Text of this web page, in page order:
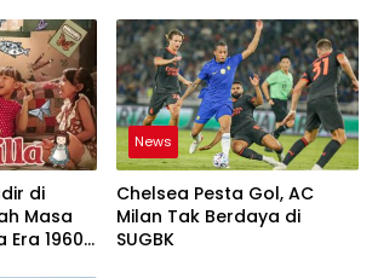
di
Masa
Era 1960-
News
Chelsea Pesta Gol, AC
Milan Tak Berdaya di
SUGBK